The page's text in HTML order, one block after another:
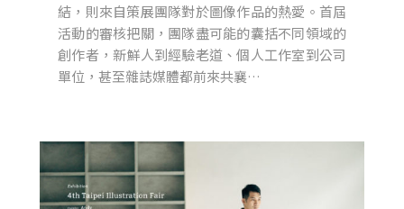
結，則來自策展團隊對於圖像作品的熱愛。首屆
活動的審核把關，團隊盡可能的囊括不同領域的
創作者，新鮮人到經驗老道、個人工作室到公司
單位，甚至雜誌媒體都前來共襄…